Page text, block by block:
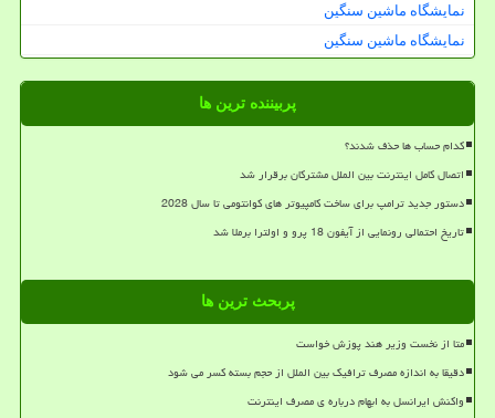
نمایشگاه ماشین سنگین
نمایشگاه ماشین سنگین
پربیننده ترین ها
کدام حساب ها حذف شدند؟
اتصال کامل اینترنت بین الملل مشترکان برقرار شد
دستور جدید ترامپ برای ساخت کامپیوتر های کوانتومی تا سال 2028
تاریخ احتمالی رونمایی از آیفون 18 پرو و اولترا برملا شد
پربحث ترین ها
متا از نخست وزیر هند پوزش خواست
دقیقا به اندازه مصرف ترافیک بین الملل از حجم بسته کسر می شود
واکنش ایرانسل به ابهام درباره ی مصرف اینترنت